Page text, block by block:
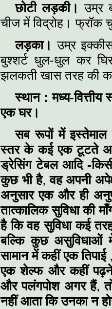
छोटी लड़की।उम्र
चीज में विद्रोह।
लड़का।उम्र
बुश्शर्ट धुल-धुल कर
झलकती खास तरह की
स्‍थान :मध्य-
एक घर।
सब रूपों में इस्तेमाल
स्तर के कई एक टूटते
ड्रेसिंग टेबल आदि -
कुछ भी है,वह अपनी
अनुसार एक और ही
तात्कालिक सुविधा की
है कि वह सुविधा कई
बल्कि कुछ असुविधाओं
सामान में कहीं एक तिपाई
एक शेल्फ और कहीं
और पलंगपोश अगर हैं,
नहीं आता कि उनका न